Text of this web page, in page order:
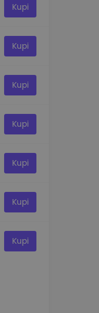
Kupi
Kupi
Kupi
Kupi
Kupi
Kupi
Kupi